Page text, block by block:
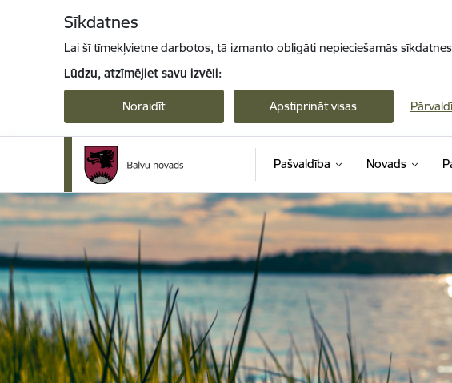
Sīkdatnes
Lai šī tīmekļvietne darbotos, tā izmanto obligāti nepieciešamās
Lūdzu, atzīmējiet savu izvēli:
Noraidīt Apstiprināt visas
Pašvaldība Novads
Balvu novada pašvaldība